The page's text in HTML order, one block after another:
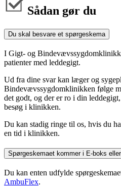
Sådan gør du
Du skal besvare et spørgeskema
I Gigt- og
patienter med leddegigt.
Ud fra dine svar kan læger og
Bindevævssygdomklinikken følge
det godt, og der er ro i din
besøg i klinikken.
Du kan stadig ringe til os, hvis du
en tid i klinikken.
Spørgeskemaet kommer i E-boks
Du kan enten udfylde
AmbuFlex.